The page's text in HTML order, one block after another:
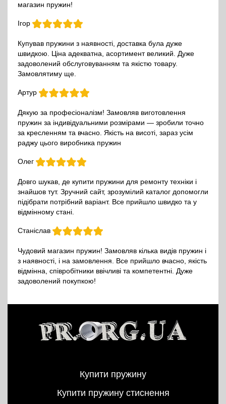
магазин пружин!
Ігор
Купував пружини з наявності, доставка була дуже
швидкою. Ціна адекватна, асортимент великий. Дуже
задоволений обслуговуванням та якістю товару.
Замовлятиму ще.
Артур
Дякую за професіоналізм! Замовляв виготовлення
пружин за індивідуальними розмірами — зробили точно
за кресленням та вчасно. Якість на висоті, зараз усім
раджу цього виробника пружин
Олег
Довго шукав, де купити пружини для ремонту техніки і
знайшов тут. Зручний сайт, зрозумілий каталог допомогли
підібрати потрібний варіант. Все прийшло швидко та у
відмінному стані.
Станіслав
Чудовий магазин пружин! Замовляв кілька видів пружин і
з наявності, і на замовлення. Все прийшло вчасно, якість
відмінна, співробітники ввічливі та компетентні. Дуже
задоволений покупкою!
Купити пружину
Купити пружину стиснення